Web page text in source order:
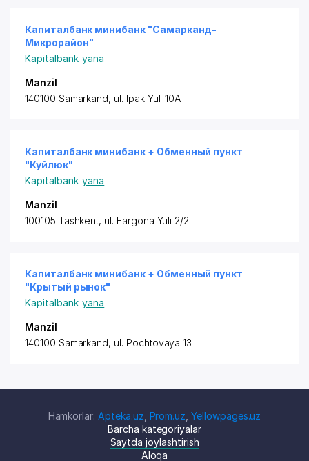
Капиталбанк минибанк "Самарканд-
Микрорайон"
Kapitalbank yana
Manzil
140100 Samarkand, ul. Ipak-Yuli 10A
Капиталбанк минибанк + Обменный пункт
"Куйлюк"
Kapitalbank yana
Manzil
100105 Tashkent, ul. Fargona Yuli 2/2
Капиталбанк минибанк + Обменный пункт
"Крытый рынок"
Kapitalbank yana
Manzil
140100 Samarkand, ul. Pochtovaya 13
Hamkorlar: Apteka.uz Prom.uz ,Yellowpages.uz
Barcha kategoriyalar
Saytda joylashtirish
Aloqa